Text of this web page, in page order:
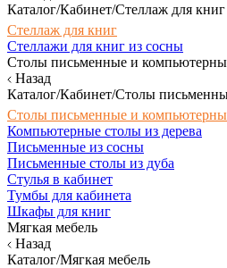
Каталог/Кабинет/Стеллаж для книг
Стеллаж для книг
Стеллажи для книг из сосны
Столы письменные и
Назад
Каталог/Кабинет/Столы
Столы письменные и
Компьютерные столы из дерева
Письменные из сосны
Письменные столы из дуба
Стулья в кабинет
Тумбы для кабинета
Шкафы для книг
Мягкая мебель
Назад
Каталог/Мягкая мебель